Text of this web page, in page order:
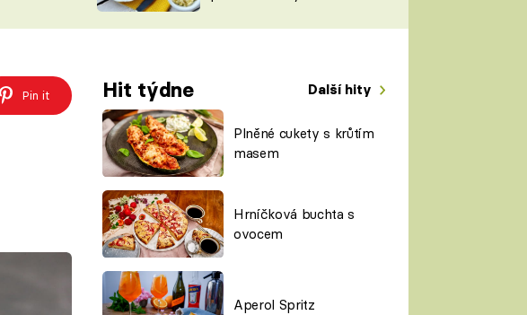
ŠÉFREDAKTORKY
ČASOPIS
Pin it Hit týdne Další hity
Plněné cukety s krůtím
masem
Hrníčková buchta s
ovocem
Aperol Spritz